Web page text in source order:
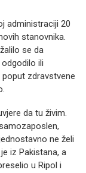
administraciji 20
stanovnika.
se da
ili
zdravstvene
da tu živim.
ne želi
iz Pakistana, a
u Ripol i